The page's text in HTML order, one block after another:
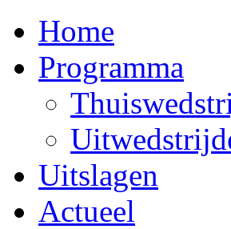
Home
Programma
Uitslagen
Actueel